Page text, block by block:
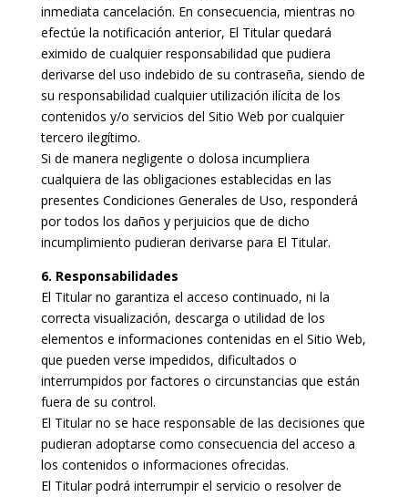
inmediata cancelación. En consecuencia, mientras no
efectúe la notificación anterior, El Titular quedará
eximido de cualquier responsabilidad que pudiera
derivarse del uso indebido de su contraseña, siendo de
su responsabilidad cualquier utilización ilícita de los
contenidos y/o servicios del Sitio Web por cualquier
tercero ilegítimo.
Si de manera negligente o dolosa incumpliera
cualquiera de las obligaciones establecidas en las
presentes Condiciones Generales de Uso, responderá
por todos los daños y perjuicios que de dicho
incumplimiento pudieran derivarse para El Titular.
6. Responsabilidades
El Titular no garantiza el acceso continuado, ni la
correcta visualización, descarga o utilidad de los
elementos e informaciones contenidas en el Sitio Web,
que pueden verse impedidos, dificultados o
interrumpidos por factores o circunstancias que están
fuera de su control.
El Titular no se hace responsable de las decisiones que
pudieran adoptarse como consecuencia del acceso a
los contenidos o informaciones ofrecidas.
El Titular podrá interrumpir el servicio o resolver de